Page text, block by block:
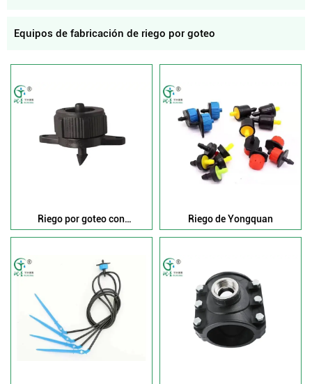
Equipos de fabricación de riego por goteo
Riego por goteo con
compensación de presión
Riego de Yongquan